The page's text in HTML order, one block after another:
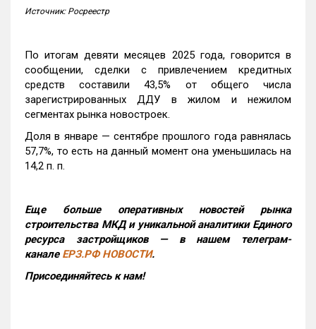
Источник: Росреестр
По итогам девяти месяцев 2025 года, говорится в
сообщении, сделки с привлечением кредитных
средств составили 43,5% от общего числа
зарегистрированных ДДУ в жилом и нежилом
сегментах рынка новостроек.
Доля в январе — сентябре прошлого года равнялась
57,7%, то есть на данный момент она уменьшилась на
14,2 п. п.
Еще больше оперативных новостей рынка
строительства МКД и уникальной аналитики Единого
ресурса застройщиков — в нашем телеграм-
канале ЕРЗ.РФ НОВОСТИ.
Присоединяйтесь к нам!